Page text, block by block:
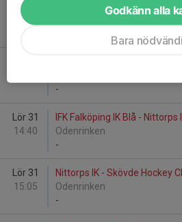
Lör 24
13:45
Nittorps IK - Tibro IK Vit
-
Lör 31
14:40
IFK Falköping IK Blå - Nittorps
Odenrinken
-
Lör 31
15:05
Nittorps IK - Skövde Hockey
Odenrinken
-
Godkänn alla
Bara